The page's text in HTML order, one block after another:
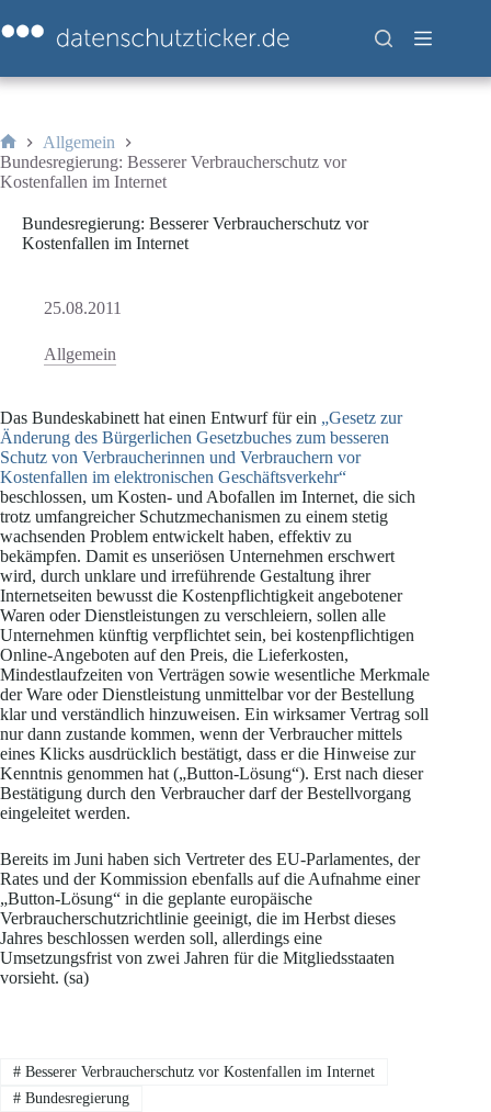
Inhalt
springen
Start
Allgemein
Bundesregierung: Besserer Verbraucherschutz vor
Kostenfallen im Internet
Bundesregierung: Besserer Verbraucherschutz vor
Kostenfallen im Internet
25.08.2011
Allgemein
Das Bundeskabinett hat einen Entwurf für ein „Gesetz zur
Änderung des Bürgerlichen Gesetzbuches zum besseren
Schutz von Verbraucherinnen und Verbrauchern vor
Kostenfallen im elektronischen Geschäftsverkehr“
beschlossen, um Kosten- und Abofallen im Internet, die sich
trotz umfangreicher Schutzmechanismen zu einem stetig
wachsenden Problem entwickelt haben, effektiv zu
bekämpfen. Damit es unseriösen Unternehmen erschwert
wird, durch unklare und irreführende Gestaltung ihrer
Internetseiten bewusst die Kostenpflichtigkeit angebotener
Waren oder Dienstleistungen zu verschleiern, sollen alle
Unternehmen künftig verpflichtet sein, bei kostenpflichtigen
Online-Angeboten auf den Preis, die Lieferkosten,
Mindestlaufzeiten von Verträgen sowie wesentliche Merkmale
der Ware oder Dienstleistung unmittelbar vor der Bestellung
klar und verständlich hinzuweisen. Ein wirksamer Vertrag soll
nur dann zustande kommen, wenn der Verbraucher mittels
eines Klicks ausdrücklich bestätigt, dass er die Hinweise zur
Kenntnis genommen hat („Button-Lösung“). Erst nach dieser
Bestätigung durch den Verbraucher darf der Bestellvorgang
eingeleitet werden.
Bereits im Juni haben sich Vertreter des EU-Parlamentes, der
Rates und der Kommission ebenfalls auf die Aufnahme einer
„Button-Lösung“ in die geplante europäische
Verbraucherschutzrichtlinie geeinigt, die im Herbst dieses
Jahres beschlossen werden soll, allerdings eine
Umsetzungsfrist von zwei Jahren für die Mitgliedsstaaten
vorsieht. (sa)
#Besserer Verbraucherschutz vor Kostenfallen im Internet
#Bundesregierung